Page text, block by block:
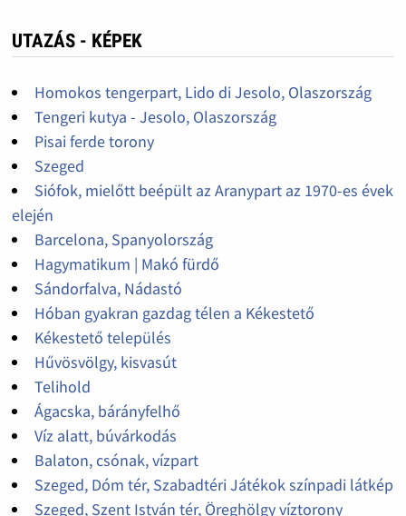
UTAZÁS - KÉPEK
Homokos tengerpart, Lido di Jesolo, Olaszország
Tengeri kutya - Jesolo, Olaszország
Pisai ferde torony
Szeged
Siófok, mielőtt beépült az Aranypart az 1970-es évek
elején
Barcelona, Spanyolország
Hagymatikum | Makó fürdő
Sándorfalva, Nádastó
Hóban gyakran gazdag télen a Kékestető
Kékestető település
Hűvösvölgy, kisvasút
Telihold
Ágacska, bárányfelhő
Víz alatt, búvárkodás
Balaton, csónak, vízpart
Szeged, Dóm tér, Szabadtéri Játékok színpadi látkép
Szeged, Szent István tér, Öreghölgy víztorony